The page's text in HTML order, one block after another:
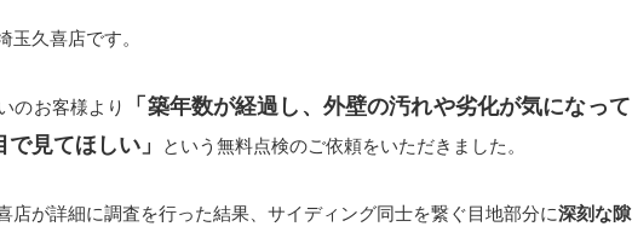
玉久喜店です。
のお客様より
「築年数が経過し、外壁の汚れや劣化が気になって
見てほしい」
という無料点検のご依頼をいただきました。
店が詳細に調査を行った結果、サイディング同士を繋ぐ目地部分に深刻な隙